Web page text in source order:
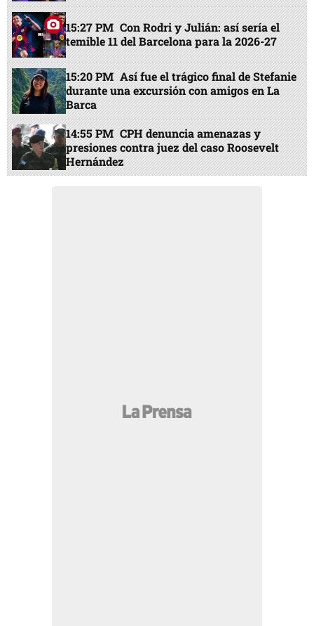
15:27 PM Con Rodri y Julián: así sería el
temible 11 del Barcelona para la 2026-27
15:20 PM Así fue el trágico final de Stefanie
durante una excursión con amigos en La
Barca
14:55 PM CPH denuncia amenazas y
presiones contra juez del caso Roosevelt
Hernández